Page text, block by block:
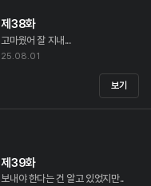
제38화
고마웠어 잘 지내...
25.08.01
보기
제39화
보내야 한다는 건 알고 있었지만..